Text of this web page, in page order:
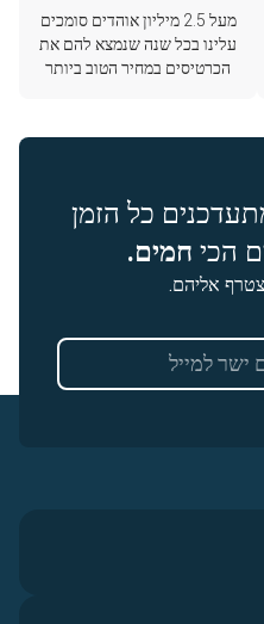
מעל 2.5 מיליון אוהדים סומכים
עלינו בכל שנה שנמצא להם את
הכרטיסים במחיר הטוב ביותר
כל הזמן
הכי חמים.
אליהם.